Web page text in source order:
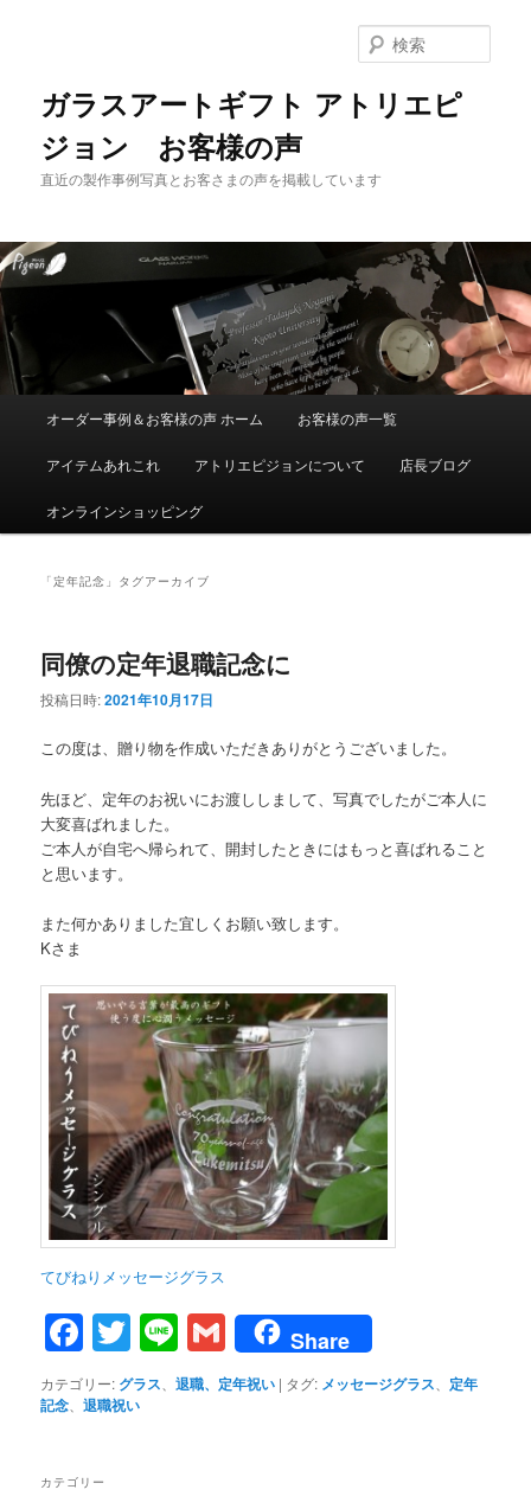
移
動
動
ガラスアートギフト アトリエピ
ジョン お客様の声
直近の製作事例写真とお客さまの声を掲載しています
索
ュ
オーダー事例＆お客様の声 ホーム お客様の声一覧
アイテムあれこれ アトリエピジョンについて 店長ブログ
オンラインショッピング
「定年記念 」タグアーカイブ
同僚の定年退職記念に
投稿日時:2021年10月17日
この度は、贈り物を作成いただきありがとうございました。
先ほど、定年のお祝いにお渡ししまして、写真でしたがご本人に
大変喜ばれました。
ご本人が自宅へ帰られて、開封したときにはもっと喜ばれること
と思います。
また何かありました宜しくお願い致します。
Kさま
てびねりメッセージグラス
Facebook
Twitter
LineGmail
Share
カテゴリー: グラス 、退職、定年祝い | タグ: メッセージグラス
定年
記念 、退職祝い
カテゴリー